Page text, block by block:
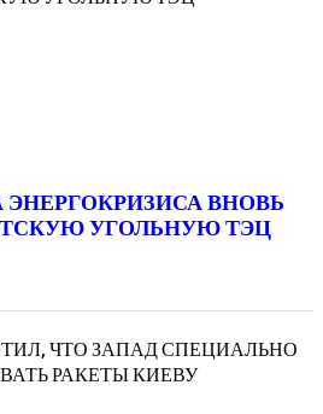
ВНОВЬ
УГОЛЬНУЮ ТЭЦ